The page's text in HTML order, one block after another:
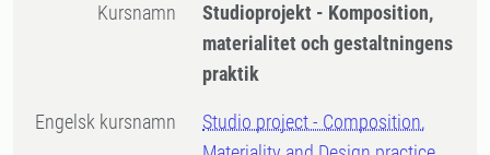
Kursnamn
Studioprojekt - Komposition,
materialitet och gestaltningens
praktik
Engelsk kursnamn
Studio project - Composition,